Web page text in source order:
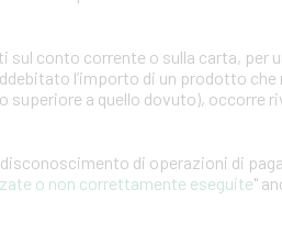
sul conto corrente o sulla carta, per
l’importo di un prodotto che
a quello dovuto), occorre
di operazioni di
o non correttamente eseguite"